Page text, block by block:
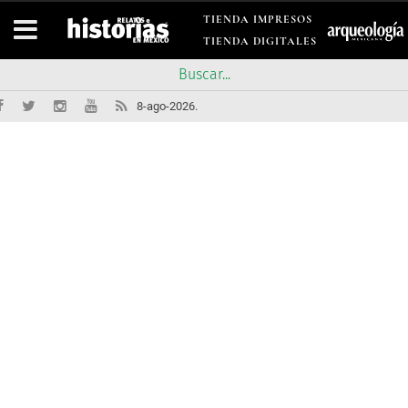
TIENDA IMPRESOS
TIENDA DIGITALES
8-ago-2026.